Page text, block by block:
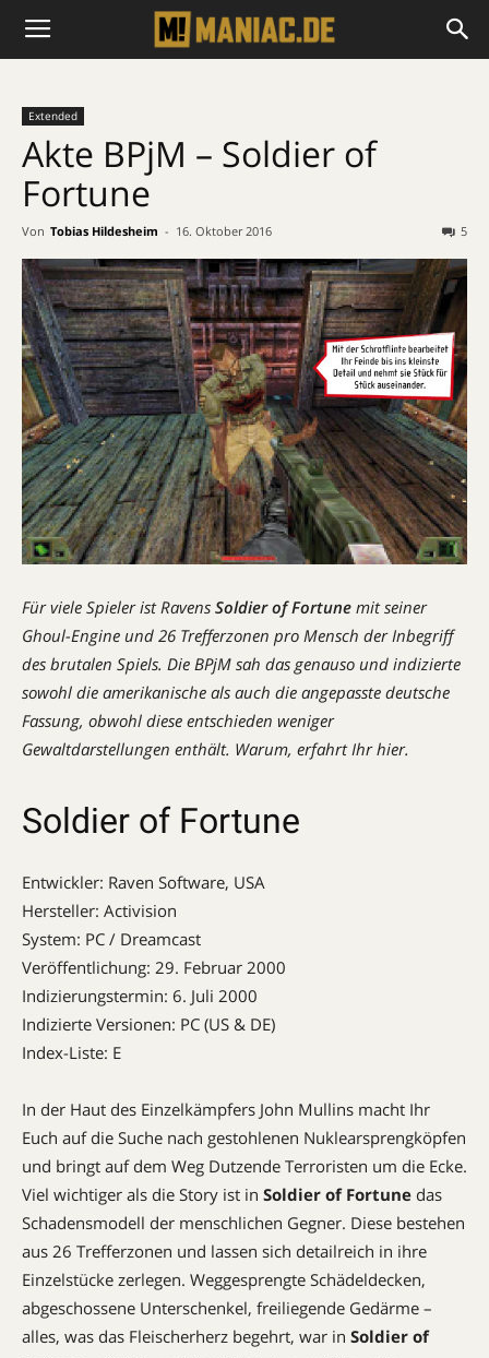
Extended
Akte BPjM – Soldier of
Fortune
Von Tobias Hildesheim - 16. Oktober 2016 5
Für viele Spieler ist Ravens Soldier of Fortune mit seiner
Ghoul-Engine und 26 Trefferzonen pro Mensch der Inbegriff
des brutalen Spiels. Die BPjM sah das genauso und indizierte
sowohl die amerikanische als auch die angepasste deutsche
Fassung, obwohl diese entschieden weniger
Gewaltdarstellungen enthält. Warum, erfahrt Ihr hier.
Soldier of Fortune
Entwickler: Raven Software, USA
Hersteller: Activision
System: PC / Dreamcast
Veröffentlichung: 29. Februar 2000
Indizierungstermin: 6. Juli 2000
Indizierte Versionen: PC (US & DE)
Index-Liste: E
In der Haut des Einzelkämpfers John Mullins macht Ihr
Euch auf die Suche nach gestohlenen ­Nuklearsprengköpfen
und bringt auf dem Weg Dutzende Terroristen um die Ecke.
Viel wichtiger als die Story ist in Soldier of Fortune das
Schadensmodell der menschlichen Gegner. Diese bestehen
aus 26 Trefferzonen und lassen sich detailreich in ihre
Einzelstücke zerlegen. Weggesprengte Schädeldecken,
abgeschossene Unterschenkel, freiliegende Gedärme –
alles, was das Fleischerherz begehrt, war in Soldier of